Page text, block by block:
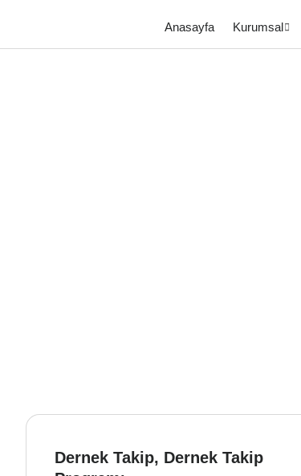
Anasayfa Kurumsal
Dernek Takip, Dernek Takip